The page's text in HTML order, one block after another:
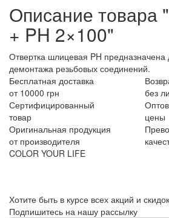
Описание товара
+ PH 2×100"
Отвертка шлицевая PH
демонтажа резьбовых соединений.
Бесплатная доставка
от 10000 грн
без
Сертифицированный
товар
цены
Оригинальная продукция
от производителя
COLOR YOUR LIFE
Хотите быть в курсе всех акций и
Подпишитесь на нашу рассылку